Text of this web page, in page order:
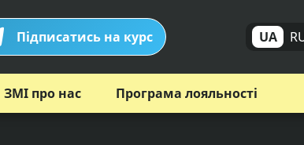
Підписатись на курс UA
ЗМІ про нас Програма лояльності